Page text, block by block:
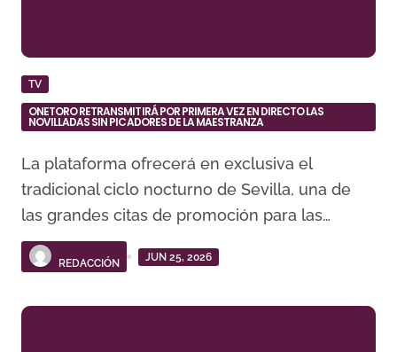
TV
ONETORO RETRANSMITIRÁ POR PRIMERA VEZ EN DIRECTO LAS
NOVILLADAS SIN PICADORES DE LA MAESTRANZA
La plataforma ofrecerá en exclusiva el
tradicional ciclo nocturno de Sevilla, una de
las grandes citas de promoción para las…
REDACCIÓN
JUN 25, 2026